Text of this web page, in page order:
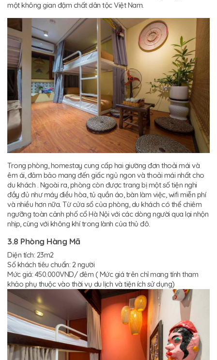
một không gian đậm chất dân tộc Việt Nam.
Trong phòng, homestay cung cấp hai giường đơn thoải mái và
êm ái, đảm bảo mang đến giấc ngủ ngon và thoải mái nhất cho
du khách . Ngoài ra, phòng còn được trang bị một số tiện nghi
đầy đủ như máy điều hòa, tủ quần áo, bàn làm việc, wifi miễn phí
và nhiều hơn nữa. Từ cửa sổ của phòng, du khách có thể chiêm
ngưỡng toàn cảnh phố cổ Hà Nội với các dòng người qua lại nhộn
nhịp, cùng với không khí trong lành của thủ đô.
3.8 Phòng Hàng Mã
Diện tích: 23m2
Số khách tiêu chuẩn: 2 người
Mức giá: 450.000VND/ đêm ( Mức giá trên chỉ mang tính tham
khảo phụ thuộc vào thời vụ du lịch và tiện ích sử dụng)